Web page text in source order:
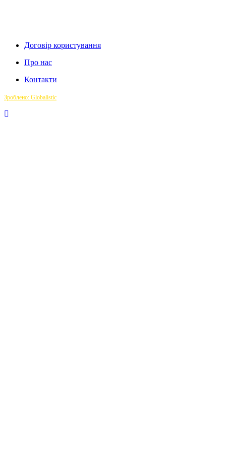
Договір користування
Про нас
Контакти
Зроблено: Globalistic